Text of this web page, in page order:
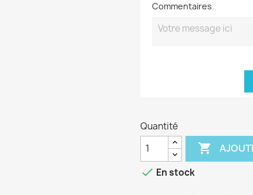
Commentaires
Quantité

 En stock